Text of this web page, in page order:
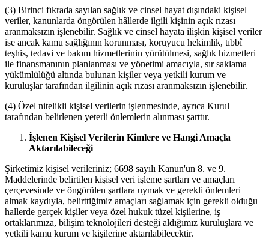
(3) Birinci fıkrada sayılan sağlık ve cinsel hayat dışındaki kişisel
veriler, kanunlarda öngörülen hâllerde ilgili kişinin açık rızası
aranmaksızın işlenebilir. Sağlık ve cinsel hayata ilişkin kişisel veriler
ise ancak kamu sağlığının korunması, koruyucu hekimlik, tıbbî
teşhis, tedavi ve bakım hizmetlerinin yürütülmesi, sağlık hizmetleri
ile finansmanının planlanması ve yönetimi amacıyla, sır saklama
yükümlülüğü altında bulunan kişiler veya yetkili kurum ve
kuruluşlar tarafından ilgilinin açık rızası aranmaksızın işlenebilir.
(4) Özel nitelikli kişisel verilerin işlenmesinde, ayrıca Kurul
tarafından belirlenen yeterli önlemlerin alınması şarttır.
İşlenen Kişisel Verilerin Kimlere ve Hangi Amaçla
Aktarılabileceği
Şirketimiz kişisel verileriniz; 6698 sayılı Kanun'un 8. ve 9.
Maddelerinde belirtilen kişisel veri işleme şartları ve amaçları
çerçevesinde ve öngörülen şartlara uymak ve gerekli önlemleri
almak kaydıyla, belirttiğimiz amaçları sağlamak için gerekli olduğu
hallerde gerçek kişiler veya özel hukuk tüzel kişilerine, iş
ortaklarımıza, bilişim teknolojileri desteği aldığımız kuruluşlara ve
yetkili kamu kurum ve kişilerine aktarılabilecektir.